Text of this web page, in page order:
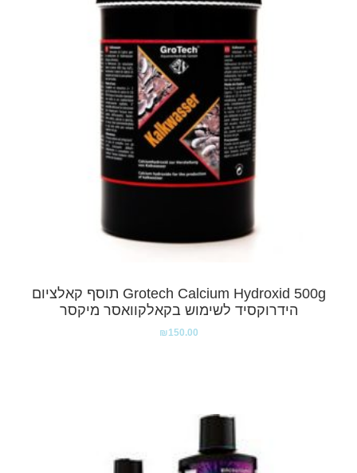
Grotech Calcium Hydroxid 500g תוסף קאלציום
הידרוקסיד לשימוש בקאלקוואסר מיקסר
₪150.00